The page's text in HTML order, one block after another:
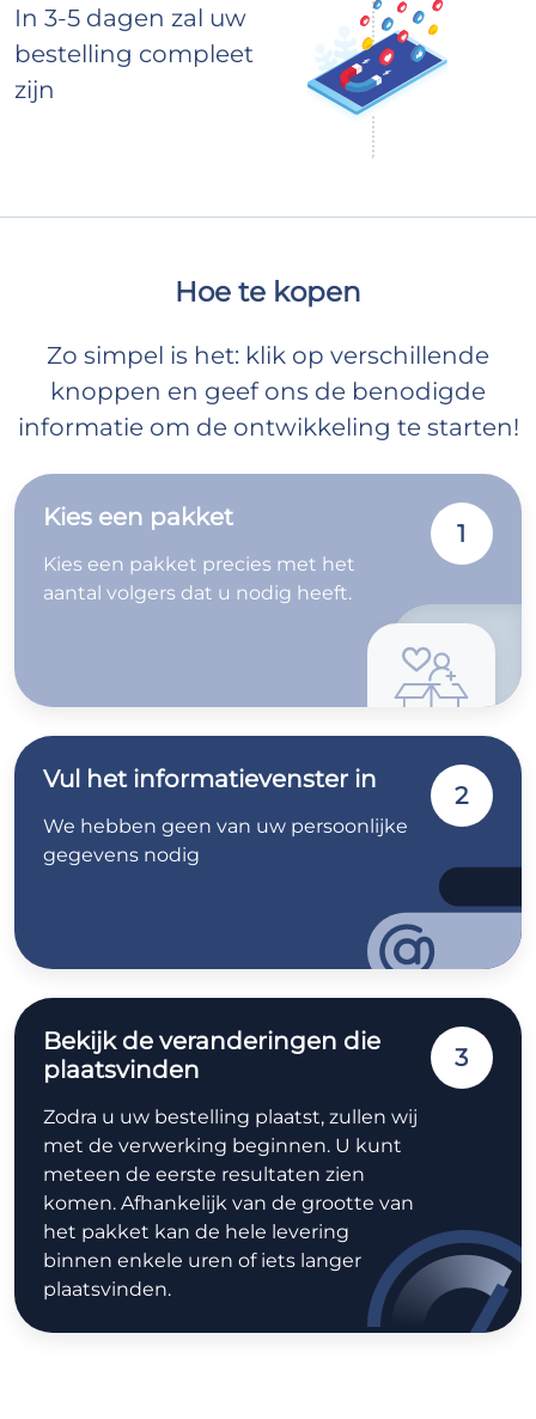
In 3-5 dagen zal uw
bestelling compleet
zijn
Hoe te kopen
Zo simpel is het: klik op verschillende
knoppen en geef ons de benodigde
informatie om de ontwikkeling te starten!
Kies een pakket
Kies een pakket precies met het
aantal volgers dat u nodig heeft.
1
Vul het informatievenster in
We hebben geen van uw persoonlijke
gegevens nodig
2
Bekijk de veranderingen die
plaatsvinden
Zodra u uw bestelling plaatst, zullen wij
met de verwerking beginnen. U kunt
meteen de eerste resultaten zien
komen. Afhankelijk van de grootte van
het pakket kan de hele levering
binnen enkele uren of iets langer
plaatsvinden.
3